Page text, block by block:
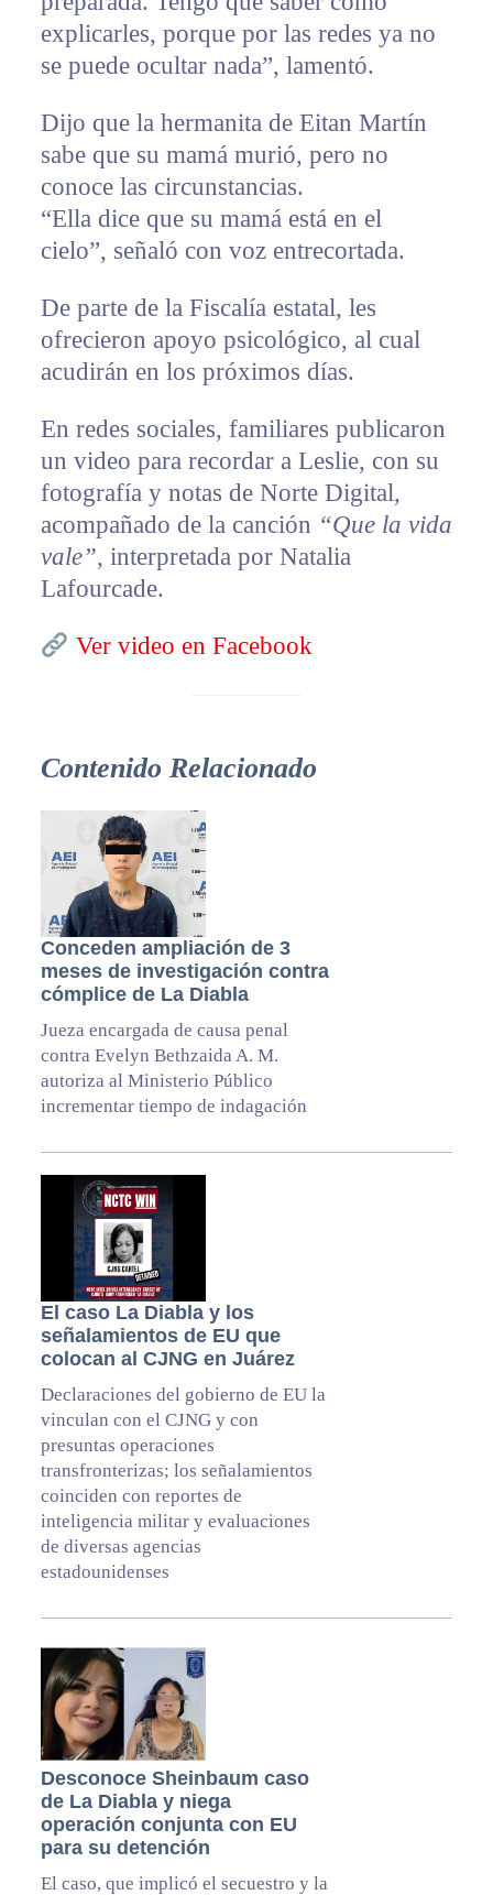
explicarles, porque por las redes ya no
se puede ocultar nada”, lamentó.
Dijo que la hermanita de Eitan Martín
sabe que su mamá murió, pero no
conoce las circunstancias.
“Ella dice que su mamá está en el
cielo”, señaló con voz entrecortada.
De parte de la Fiscalía estatal, les
ofrecieron apoyo psicológico, al cual
acudirán en los próximos días.
En redes sociales, familiares publicaron
un video para recordar a Leslie, con su
fotografía y notas de Norte Digital,
acompañado de la canción “Que la vida
vale”, interpretada por Natalia
Lafourcade.
Ver video en Facebook
Contenido Relacionado
Conceden ampliación de 3
meses de investigación contra
cómplice de La Diabla
Jueza encargada de causa penal
contra Evelyn Bethzaida A. M.
autoriza al Ministerio Público
incrementar tiempo de indagación
El caso La Diabla y los
señalamientos de EU que
colocan al CJNG en Juárez
Declaraciones del gobierno de EU la
vinculan con el CJNG y con
presuntas operaciones
transfronterizas; los señalamientos
coinciden con reportes de
inteligencia militar y evaluaciones
de diversas agencias
estadounidenses
Desconoce Sheinbaum caso
de La Diabla y niega
operación conjunta con EU
para su detención
El caso, que implicó el secuestro y la